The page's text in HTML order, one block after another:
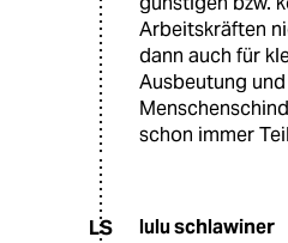
Arbeitskräften
dann auch für
Ausbeutung und
schon immer
LS lulu schlawiner